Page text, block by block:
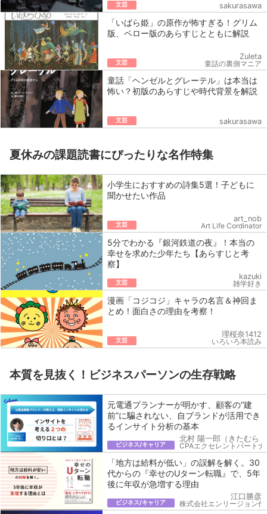
文芸 sakurasawa
「いばら姫」の原作が怖すぎる！グリム
版、ペロー版のあらすじとともに解説
文芸
Zuleta
童話の裏側マニア
童話「ヘンゼルとグレーテル」は本当は
怖い？初版のあらすじや時代背景を解説
文芸 sakurasawa
夏休みの課題読書にぴったりな名作特集
小学生におすすめの詩集5選！子どもに
聞かせたい作品
文芸
art_nob
Art Life Cordinator
5分でわかる『銀河鉄道の夜』！本当の
幸せを求めた少年たち【あらすじと考
察】
文芸
kazuki
雑学好き
漫画「コジコジ」キャラの名言＆神回ま
とめ！面白さの理由を考察！
文芸
理桜奈1412
いろいろ本読み
本質を見抜く！ビジネスパーソンの生存戦略
元電通プランナーが明かす、顧客の“建
前”に騙されない、自ブランドが活用でき
るインサイト分析の基本
ビジネス/キャリア
北村 陽一郎（きたむら
CPAエクセレントパート
「地方は給料が低い」の誤解を解く。30
代からの『幸せのUターン転職』で、5年
後に年収が急増する理由
ビジネス/キャリア
江口勝彦
株式会社エンリージョン代